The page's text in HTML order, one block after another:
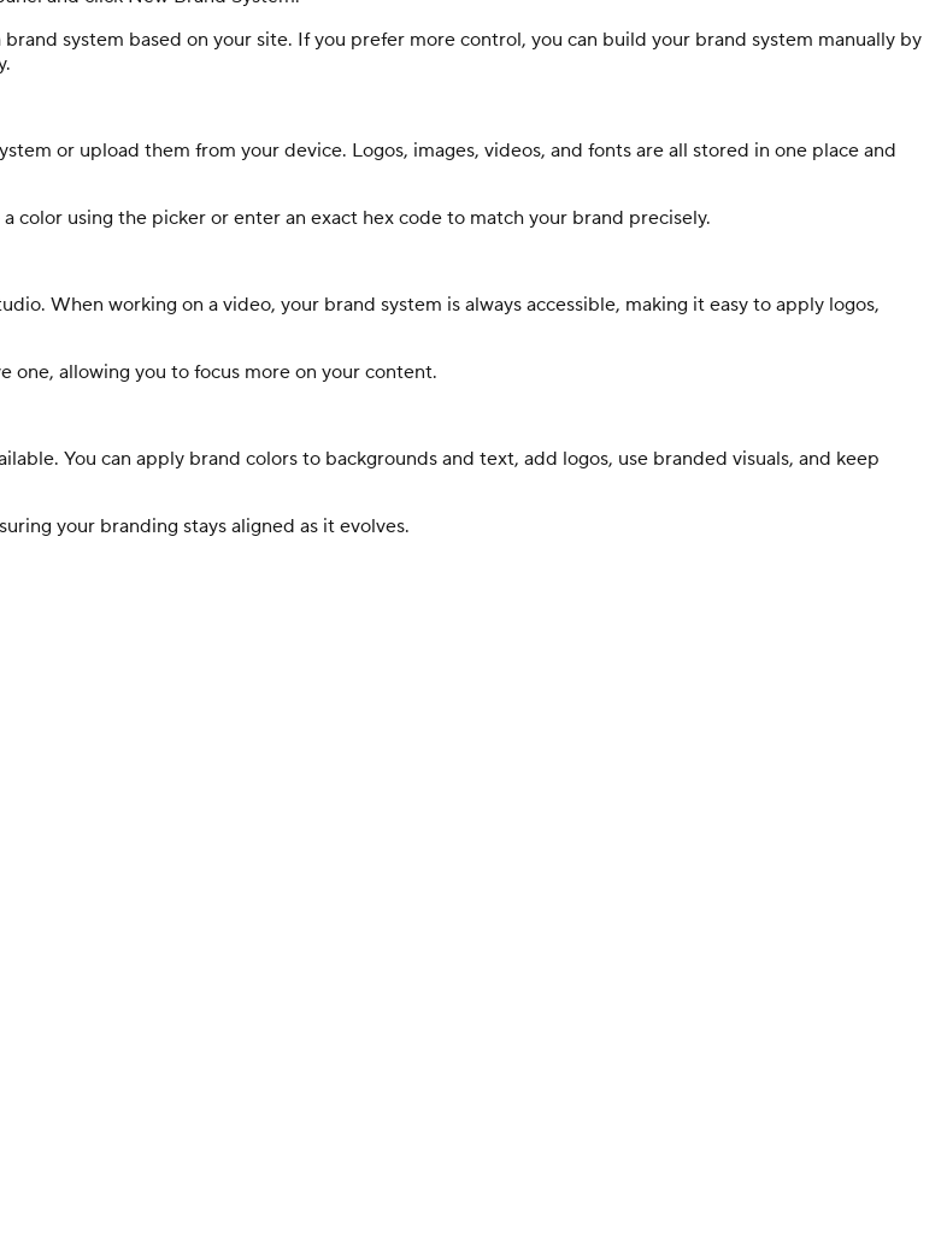
system based on your site. If you prefer more control, you can build your brand system manually by
or upload them from your device. Logos, images, videos, and fonts are all stored in one place and
color using the picker or enter an exact hex code to match your brand precisely.
When working on a video, your brand system is always accessible, making it easy to apply logos,
one, allowing you to focus more on your content.
You can apply brand colors to backgrounds and text, add logos, use branded visuals, and keep
your branding stays aligned as it evolves.